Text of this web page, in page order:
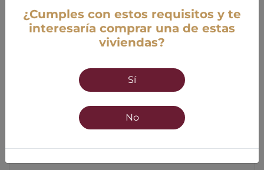
¿Cumples con estos requisitos y te
interesaría comprar una de estas
viviendas?
Sí
No
Edad
18 años mínimo 55 años máximo